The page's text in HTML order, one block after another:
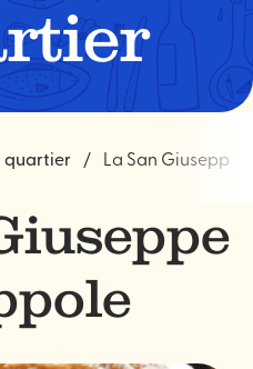
quartier La San Giuseppe